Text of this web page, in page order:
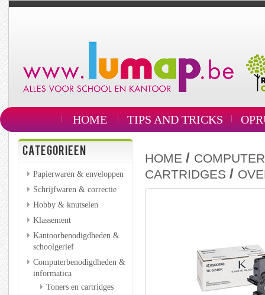
HOME TIPS AND TRICKS
CATEGORIEEN
Papierwaren & enveloppen
Schrijfwaren & correctie
Hobby & knutselen
Klassement
Kantoorbenodigdheden &
schoolgerief
Computerbenodigdheden &
informatica
Toners en cartridges
HOME /
CARTRIDGES /